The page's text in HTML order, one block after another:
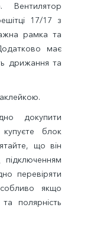
Вентилятор
17/17 з
рамка та
має
дрижання та
докупити
блок
що він
перевіряти
якщо
полярність